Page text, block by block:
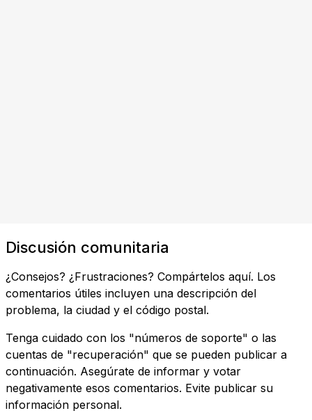
Discusión comunitaria
¿Consejos? ¿Frustraciones? Compártelos aquí. Los
comentarios útiles incluyen una descripción del
problema, la ciudad y el código postal.
Tenga cuidado con los "números de soporte" o las
cuentas de "recuperación" que se pueden publicar a
continuación. Asegúrate de informar y votar
negativamente esos comentarios. Evite publicar su
información personal.